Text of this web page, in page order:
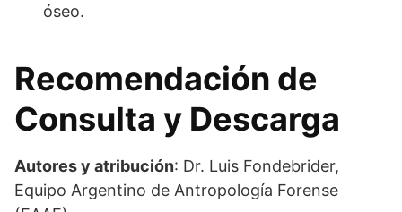
óseo.
Recomendación de
Consulta y Descarga
Autores y atribución: Dr. Luis Fondebrider,
Equipo Argentino de Antropología Forense